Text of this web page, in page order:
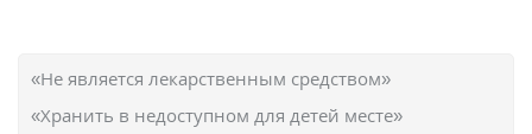
«Не является лекарственным средством»
«Хранить в недоступном для детей месте»